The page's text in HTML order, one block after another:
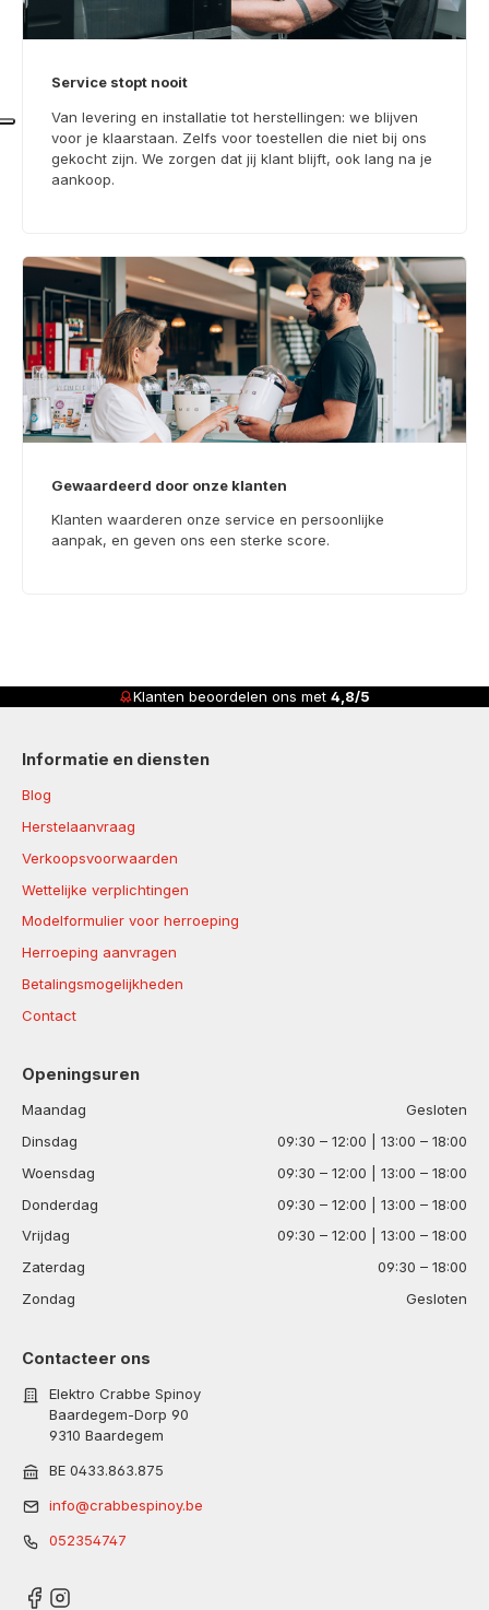
Service stopt nooit
Van levering en installatie tot herstellingen: we blijven
voor je klaarstaan. Zelfs voor toestellen die niet bij ons
gekocht zijn. We zorgen dat jij klant blijft, ook lang na je
aankoop.
Gewaardeerd door onze klanten
Klanten waarderen onze service en persoonlijke
aanpak, en geven ons een sterke score.
Klanten beoordelen ons met 4,8/5
Informatie en diensten
Blog
Herstelaanvraag
Verkoopsvoorwaarden
Wettelijke verplichtingen
Modelformulier voor herroeping
Herroeping aanvragen
Betalingsmogelijkheden
Contact
Openingsuren
Maandag
Gesloten
Dinsdag
09:30 – 12:00 | 13:00 – 18:00
Woensdag
09:30 – 12:00 | 13:00 – 18:00
Donderdag
09:30 – 12:00 | 13:00 – 18:00
Vrijdag
09:30 – 12:00 | 13:00 – 18:00
Zaterdag
09:30 – 18:00
Zondag
Gesloten
Contacteer ons
Elektro Crabbe Spinoy
Baardegem-Dorp 90
9310 Baardegem
BE 0433.863.875
info@crabbespinoy.be
052354747